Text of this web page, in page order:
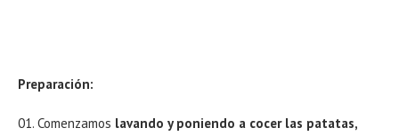
Preparación:
Comenzamos lavando y poniendo a cocer las patatas,